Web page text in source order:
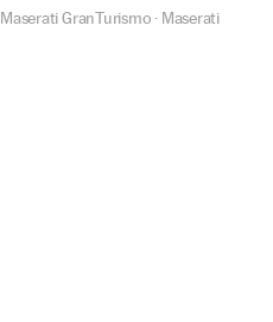
Maserati GranTurismo · Maserati